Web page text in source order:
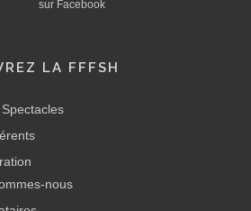
sur Facebook
LA FFFSH
nous